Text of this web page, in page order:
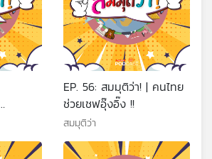
EP. 56: สมมุติว่า! | คนไทย
ช่วยเชฟอุ๊งอิ๊ง !!
สมมุติว่า